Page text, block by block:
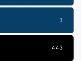
3
443